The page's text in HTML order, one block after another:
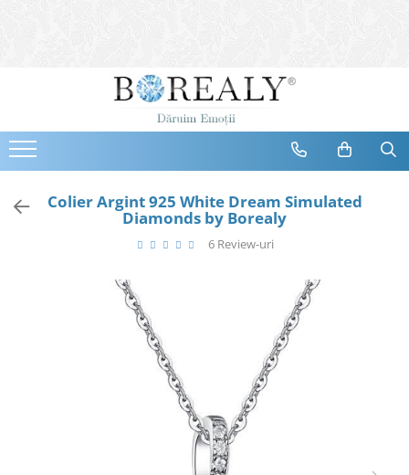
Bijuterii
Cercei
Bratari
ColiereColier Argint 925 White Dream Simulated
Diamonds by Borealy
6 Review-uri